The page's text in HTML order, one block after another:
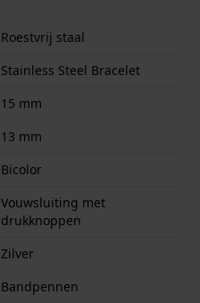
Roestvrij staal
Stainless Steel Bracelet
15 mm
13 mm
Bicolor
Vouwsluiting met
drukknoppen
Zilver
Bandpennen